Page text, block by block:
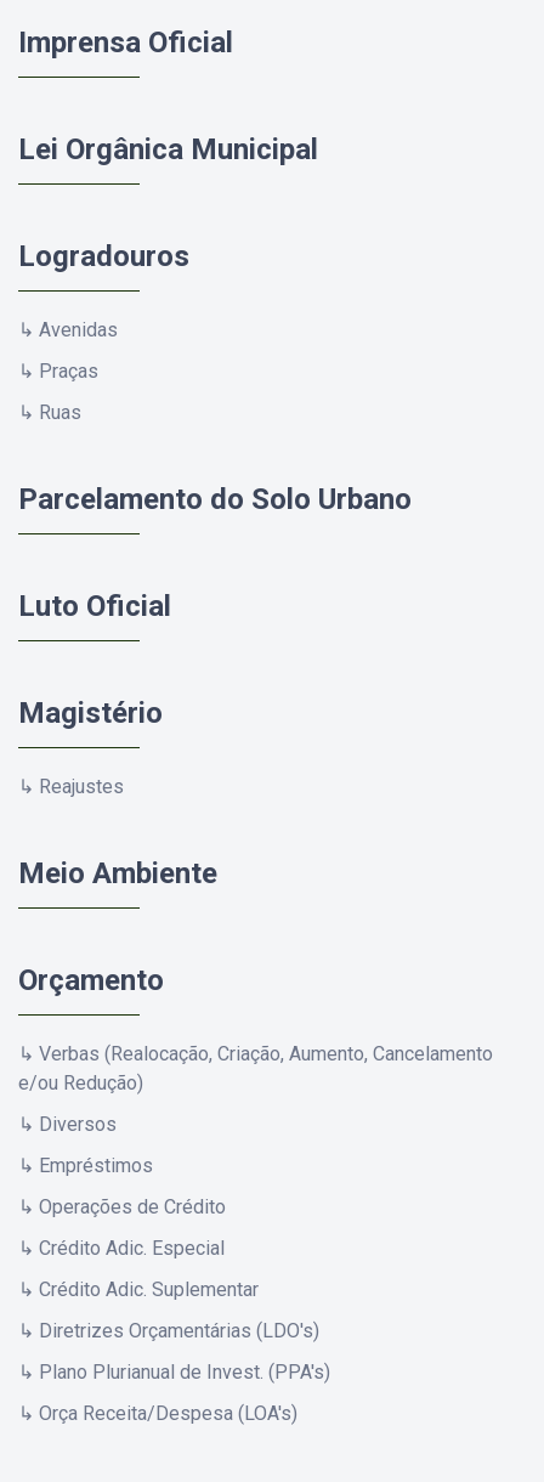
Imprensa Oficial
Lei Orgânica Municipal
Logradouros
↳ Avenidas
↳ Praças
↳ Ruas
Parcelamento do Solo Urbano
Luto Oficial
Magistério
↳ Reajustes
Meio Ambiente
Orçamento
↳ Verbas (Realocação, Criação, Aumento, Cancelamento
e/ou Redução)
↳ Diversos
↳ Empréstimos
↳ Operações de Crédito
↳ Crédito Adic. Especial
↳ Crédito Adic. Suplementar
↳ Diretrizes Orçamentárias (LDO's)
↳ Plano Plurianual de Invest. (PPA's)
↳ Orça Receita/Despesa (LOA's)